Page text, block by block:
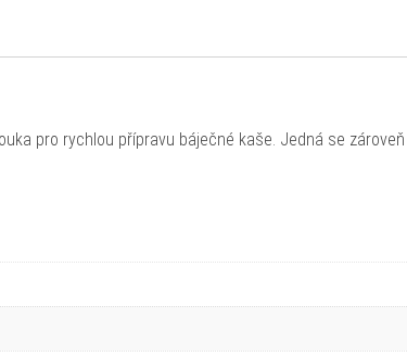
pro rychlou přípravu báječné kaše. Jedná se zároveň